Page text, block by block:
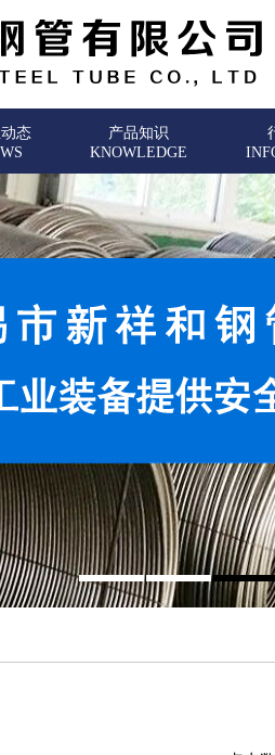
态
产品知识
KNOWLEDGE